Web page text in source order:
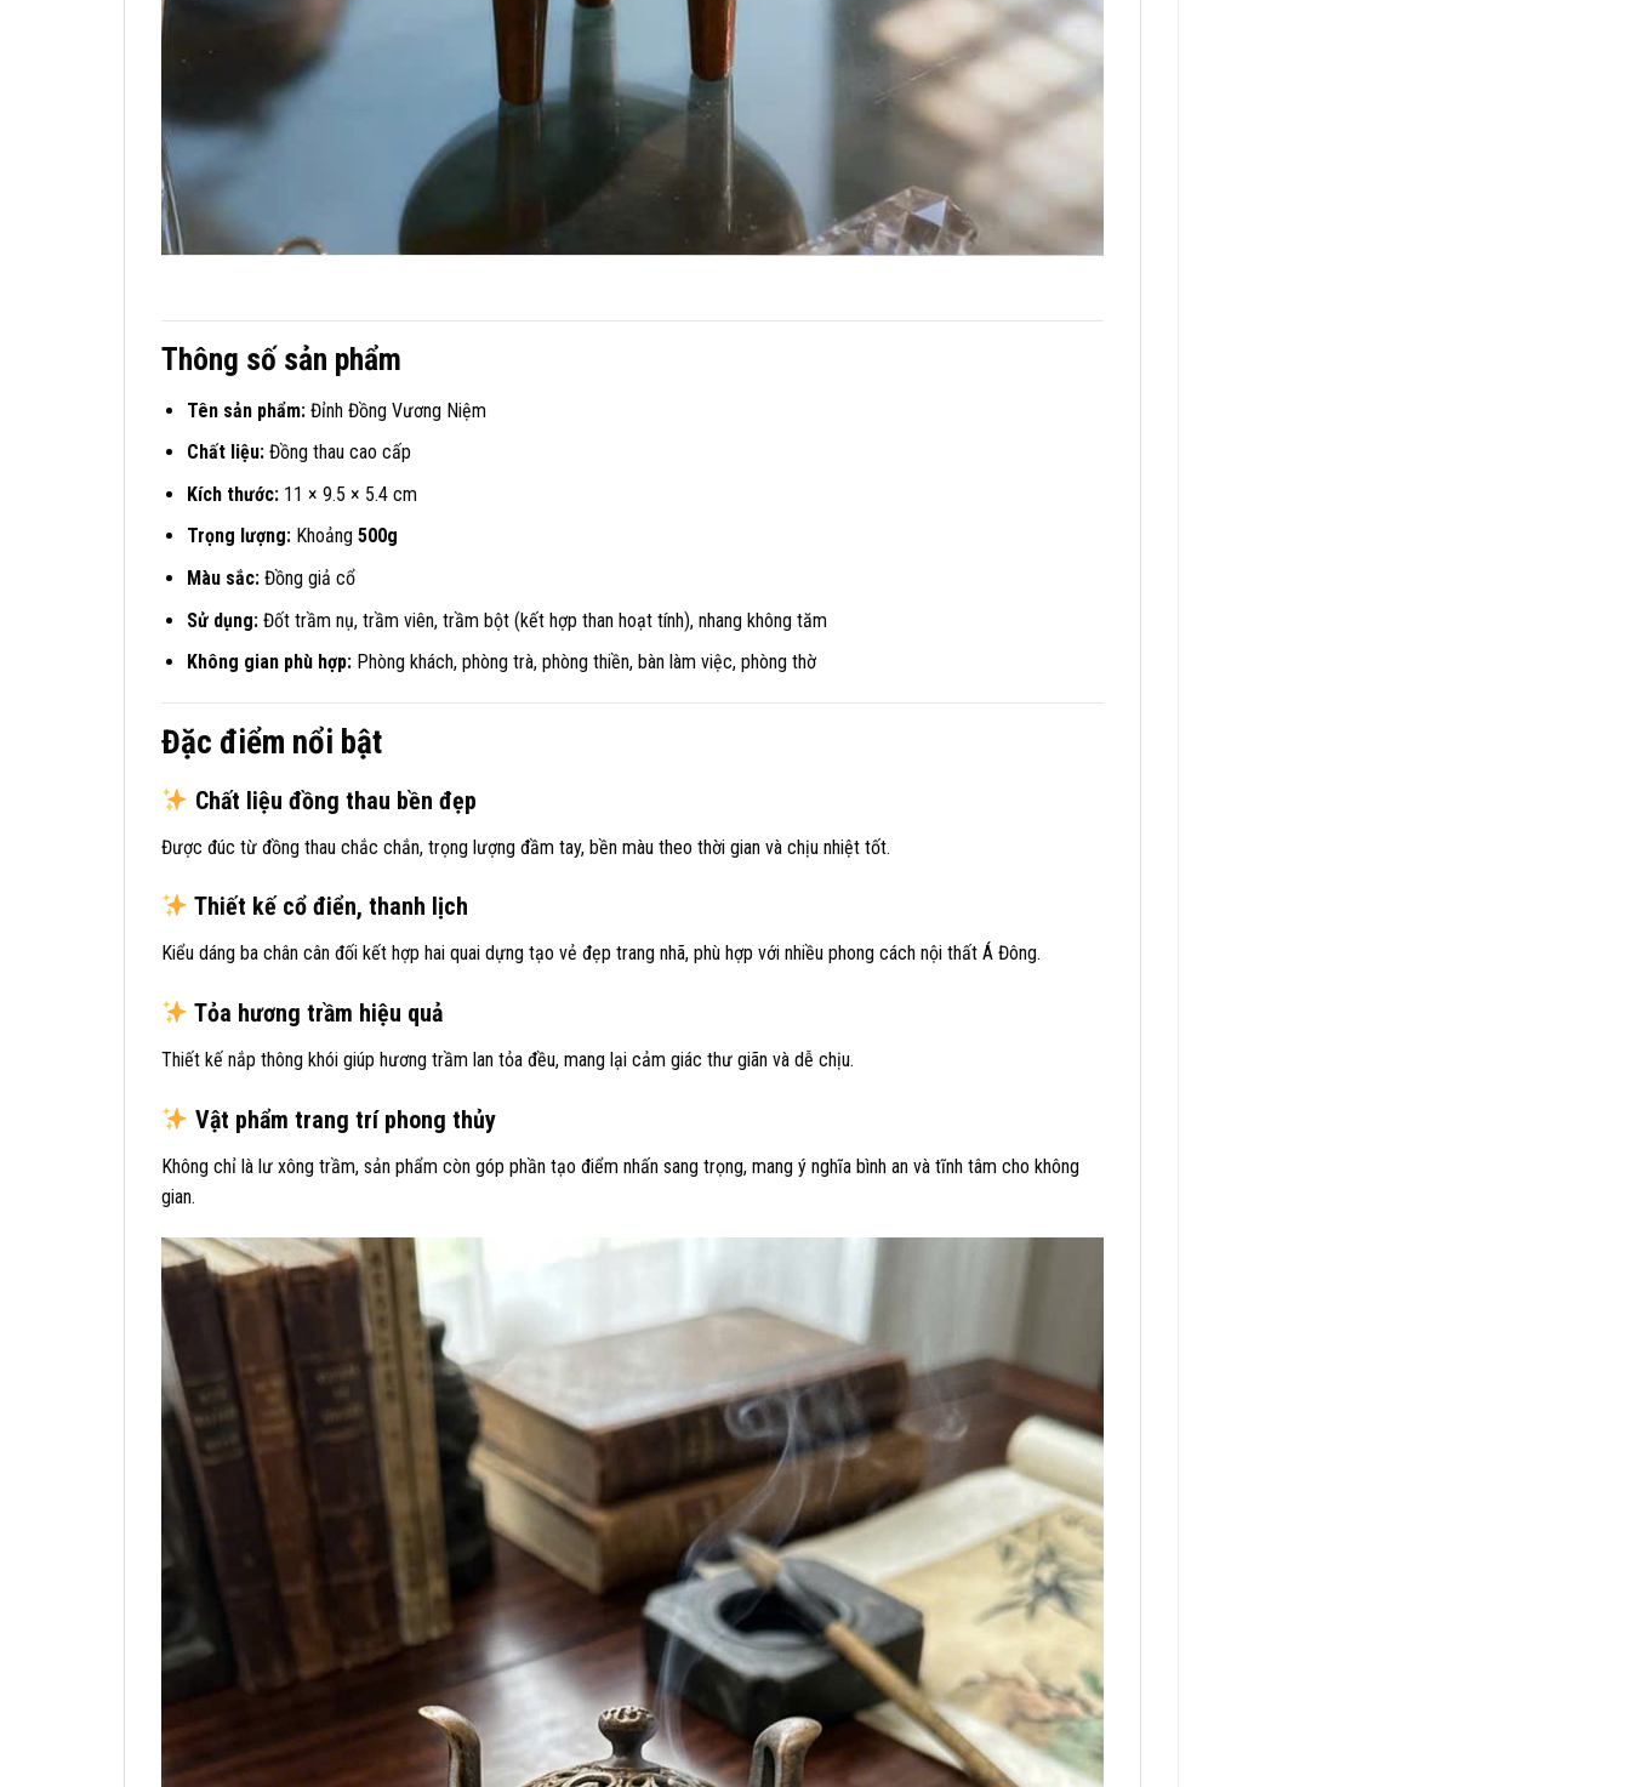
Thông số sản phẩm
Tên sản phẩm:Đỉnh Đồng Vương Niệm
Chất liệu:Đồng thau cao cấp
Kích thước:11 × 9.5 × 5.4 cm
Trọng lượng:Khoảng 500g
Màu sắc:Đồng giả cổ
Sử dụng:Đốt trầm nụ, trầm viên, trầm bột (kết hợp than hoạt tính), nhang không tăm
Không gian phù hợp:Phòng khách, phòng trà, phòng thiền, bàn làm việc, phòng thờ
Đặc điểm nổi bật
Chất liệu đồng thau bền đẹp
Được đúc từ đồng thau chắc chắn, trọng lượng đầm tay, bền màu theo thời gian và chịu nhiệt tốt.
Thiết kế cổ điển, thanh lịch
Kiểu dáng ba chân cân đối kết hợp hai quai dựng tạo vẻ đẹp trang nhã, phù hợp với nhiều phong cách nội thất Á Đông.
Tỏa hương trầm hiệu quả
Thiết kế nắp thông khói giúp hương trầm lan tỏa đều, mang lại cảm giác thư giãn và dễ chịu.
Vật phẩm trang trí phong thủy
Không chỉ là lư xông trầm, sản phẩm còn góp phần tạo điểm nhấn sang trọng, mang ý nghĩa bình an và tĩnh tâm cho không
gian.